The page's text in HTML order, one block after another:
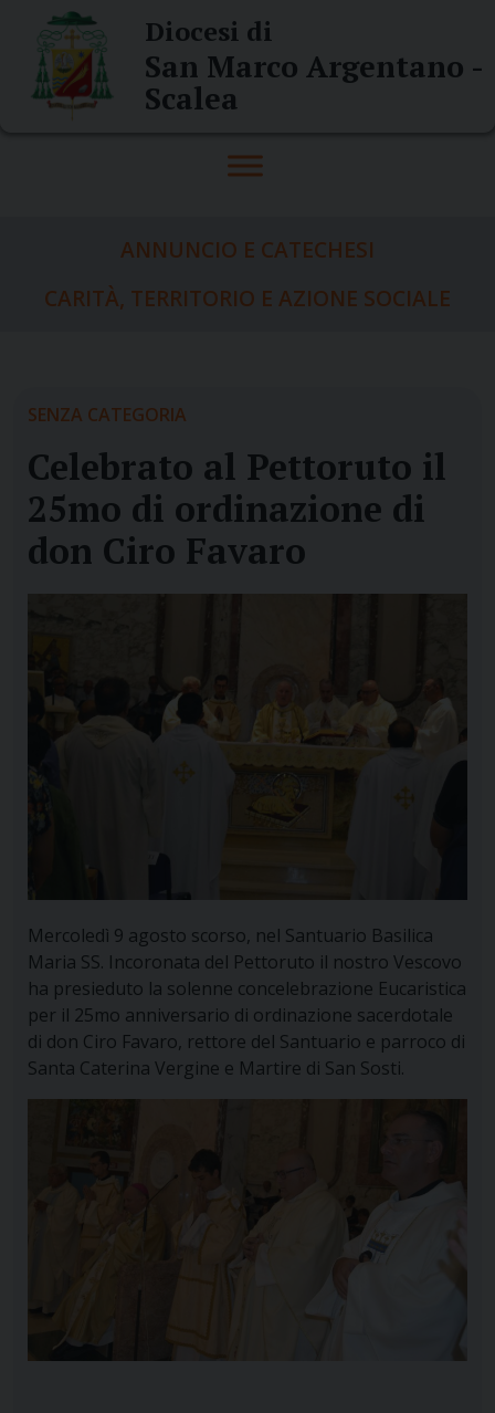
content
Diocesi di
San Marco Argentano -
Scalea
ANNUNCIO E CATECHESI
CARITÀ, TERRITORIO E AZIONE SOCIALE
SENZA CATEGORIA
Celebrato al Pettoruto il
25mo di ordinazione di
don Ciro Favaro
Mercoledì 9 agosto scorso, nel Santuario Basilica
Maria SS. Incoronata del Pettoruto il nostro Vescovo
ha presieduto la solenne concelebrazione Eucaristica
per il 25mo anniversario di ordinazione sacerdotale
di don Ciro Favaro, rettore del Santuario e parroco di
Santa Caterina Vergine e Martire di San Sosti.